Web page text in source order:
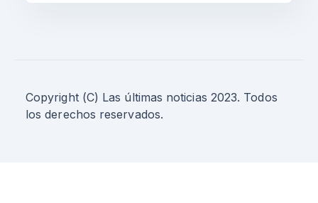
Copyright (C) Las últimas noticias 2023. Todos
los derechos reservados.